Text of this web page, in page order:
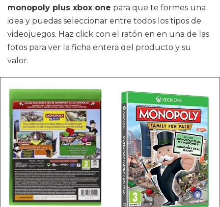
monopoly plus xbox one para que te formes una
idea y puedas seleccionar entre todos los tipos de
videojuegos. Haz click con el ratón en en una de las
fotos para ver la ficha entera del producto y su
valor.